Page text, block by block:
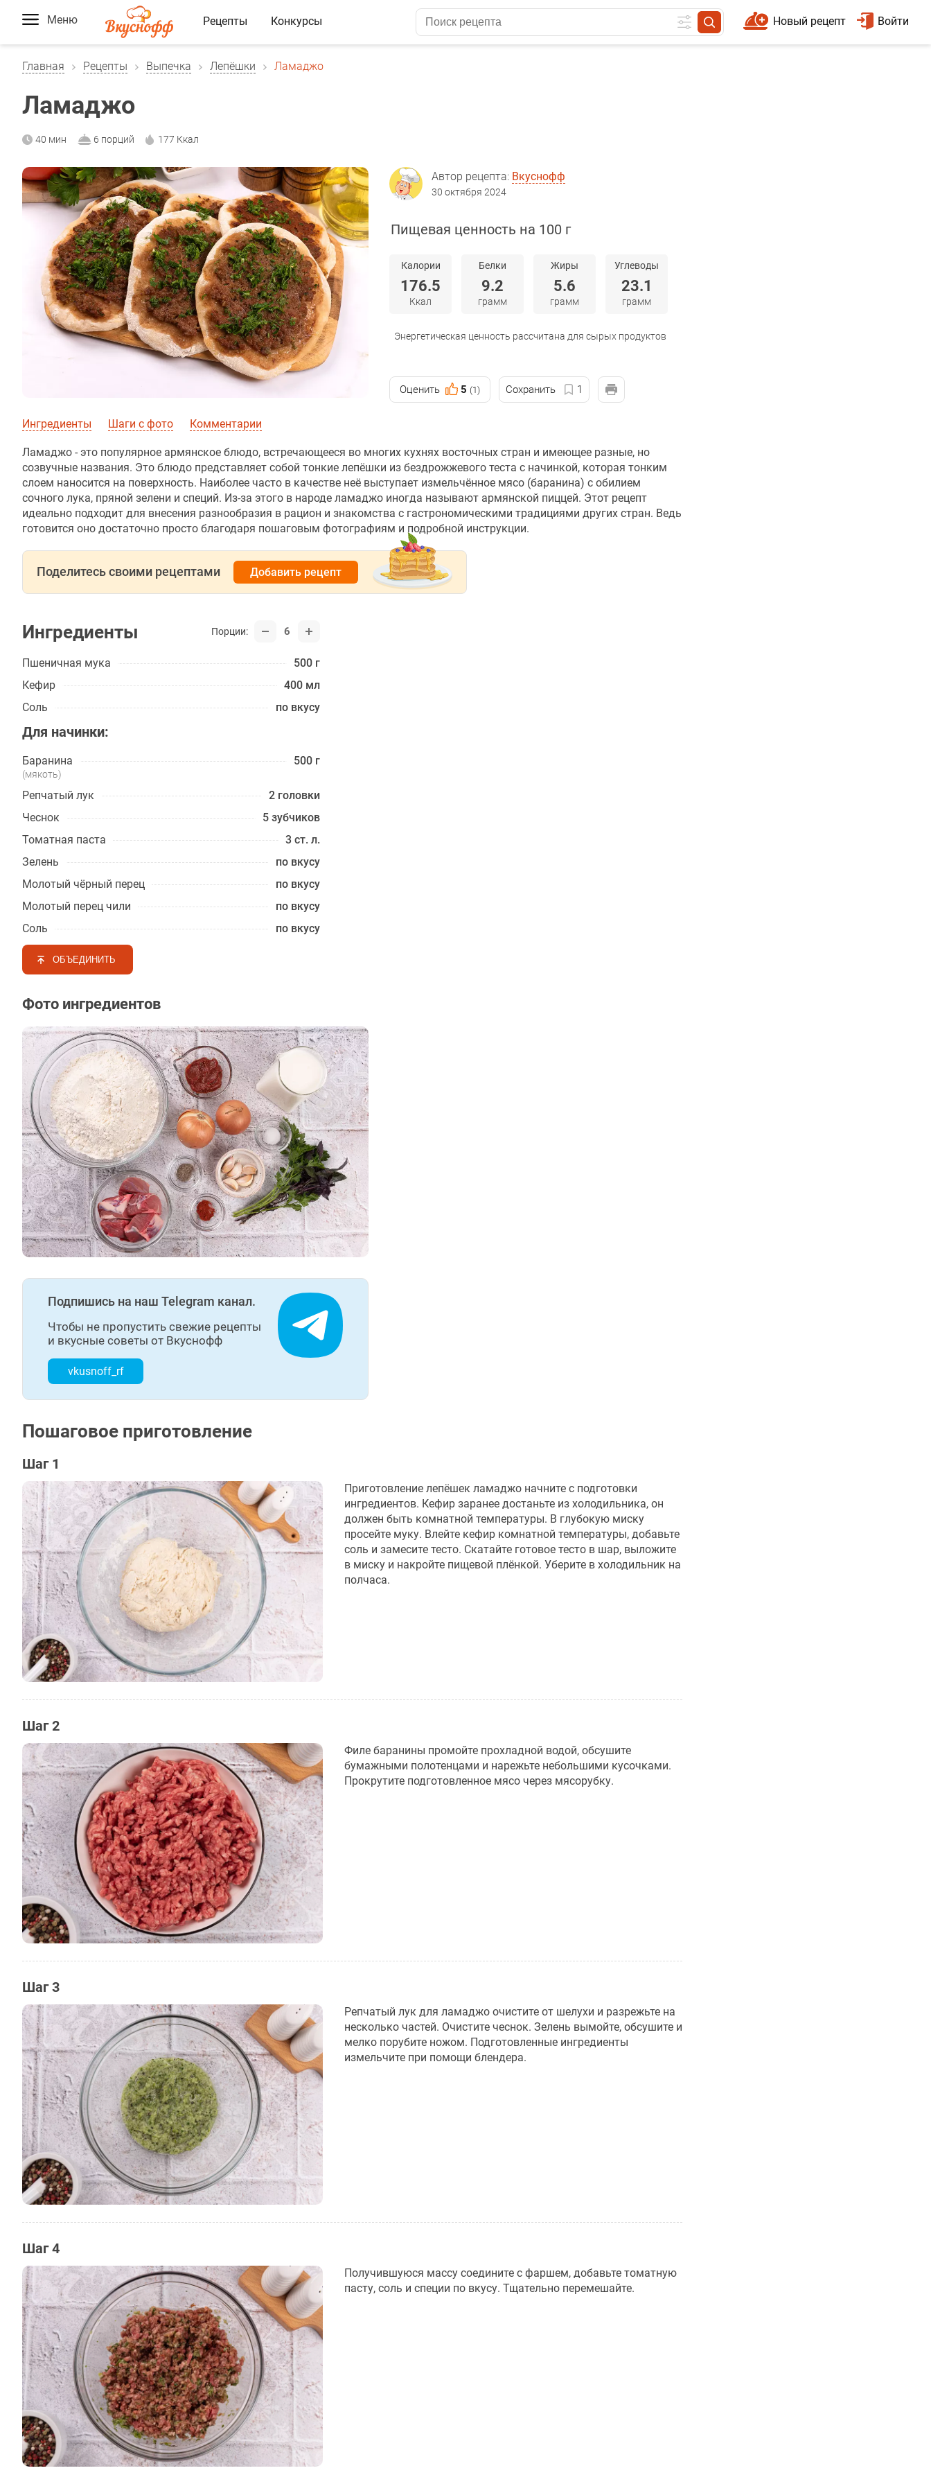
Меню Рецепты Конкурсы Войти
Новый рецепт
Главная Рецепты Выпечка Лепёшки Ламаджо
Ламаджо
40 мин 6 порций 177 Ккал
Автор рецепта: Вкуснофф
30 октября 2024
Пищевая ценность на 100 г
Калории
176.5
Ккал
Белки
9.2
грамм
Жиры
5.6
грамм
Углеводы
23.1
грамм
Энергетическая ценность рассчитана для сырых продуктов
Оценить 5 (1) Сохранить 1
Ингредиенты Шаги с фото Комментарии
Ламаджо - это популярное армянское блюдо, встречающееся во многих кухнях восточных стран и имеющее разные, но
созвучные названия. Это блюдо представляет собой тонкие лепёшки из бездрожжевого теста с начинкой, которая тонким
слоем наносится на поверхность. Наиболее часто в качестве неё выступает измельчённое мясо (баранина) с обилием
сочного лука, пряной зелени и специй. Из-за этого в народе ламаджо иногда называют армянской пиццей. Этот рецепт
идеально подходит для внесения разнообразия в рацион и знакомства с гастрономическими традициями других стран. Ведь
готовится оно достаточно просто благодаря пошаговым фотографиям и подробной инструкции.
Поделитесь своими рецептами Добавить рецепт
Ингредиенты Порции: 6
Пшеничная мука
500 г
Кефир
400 мл
Соль
по вкусу
Для начинки:
Баранина 500 г
(мякоть)
Репчатый лук
2 головки
Чеснок
5 зубчиков
Томатная паста
3 ст. л.
Зелень
по вкусу
Молотый чёрный перец
по вкусу
Молотый перец чили
по вкусу
Соль
по вкусу
ОБЪЕДИНИТЬ
Фото ингредиентов
Подпишись на наш Telegram канал.
Чтобы не пропустить свежие рецепты
и вкусные советы от Вкуснофф
vkusnoff_rf
Пошаговое приготовление
Шаг 1
Приготовление лепёшек ламаджо начните с подготовки
ингредиентов. Кефир заранее достаньте из холодильника, он
должен быть комнатной температуры. В глубокую миску
просейте муку. Влейте кефир комнатной температуры, добавьте
соль и замесите тесто. Скатайте готовое тесто в шар, выложите
в миску и накройте пищевой плёнкой. Уберите в холодильник на
полчаса.
Шаг 2
Филе баранины промойте прохладной водой, обсушите
бумажными полотенцами и нарежьте небольшими кусочками.
Прокрутите подготовленное мясо через мясорубку.
Шаг 3
Репчатый лук для ламаджо очистите от шелухи и разрежьте на
несколько частей. Очистите чеснок. Зелень вымойте, обсушите и
мелко порубите ножом. Подготовленные ингредиенты
измельчите при помощи блендера.
Шаг 4
Получившуюся массу соедините с фаршем, добавьте томатную
пасту, соль и специи по вкусу. Тщательно перемешайте.